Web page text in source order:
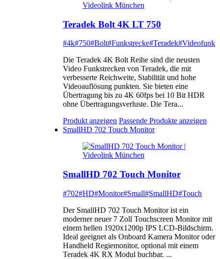
Teradek Bolt 4K LT 750
#4k#750#Bolt#Funkstrecke#Teradek#Videofunk
Die Teradek 4K Bolt Reihe sind die neusten
Video Funkstrecken von Teradek, die mit
verbesserte Reichweite, Stabilität und hohe
Videoauflösung punkten. Sie bieten eine
Übertragung bis zu 4K 60fps bei 10 Bit HDR
ohne Übertragungsverluste. Die Tera...
Produkt anzeigen Passende Produkte anzeigen
SmallHD 702 Touch Monitor
SmallHD 702 Touch Monitor
#702#HD#Monitor#Small#SmallHD#Touch
Der SmallHD 702 Touch Monitor ist ein
moderner neuer 7 Zoll Touchscreen Monitor mit
einem hellen 1920x1200p IPS LCD-Bildschirm.
Ideal geeignet als Onboard Kamera Monitor oder
Handheld Regiemonitor, optional mit einem
Teradek 4K RX Modul buchbar. ...